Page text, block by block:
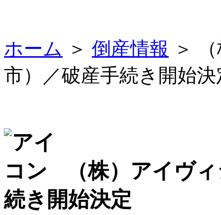
ホーム ＞ 倒産情報 ＞
市）／破産手続き開始決
（株）アイヴ
続き開始決定